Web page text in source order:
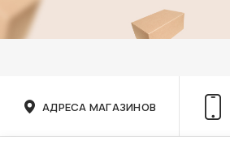
АДРЕСА МАГАЗИНОВ